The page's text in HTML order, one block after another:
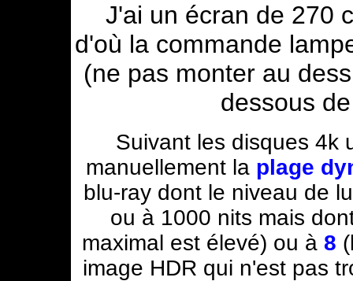
J'ai un écran de 270
d'où la commande
(ne pas monter au
dessous
Suivant les disques 4k
manuellement la plage
blu-ray dont le niveau de
ou à 1000 nits mais
maximal est élevé) ou à 8
image HDR qui n'est pas